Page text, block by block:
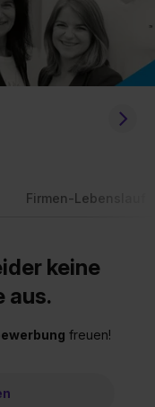
Firmen-Lebenslauf
keine
aus.
freuen!